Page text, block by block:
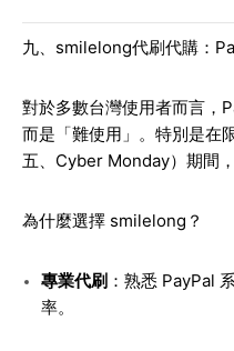
九、smilelong代刷代購：
對於多數台灣使用者而言，
而是「難使用」。特別是在
五、Cyber Monday）期間
為什麼選擇 smilelong？
專業代刷：熟悉 PayPal
率。